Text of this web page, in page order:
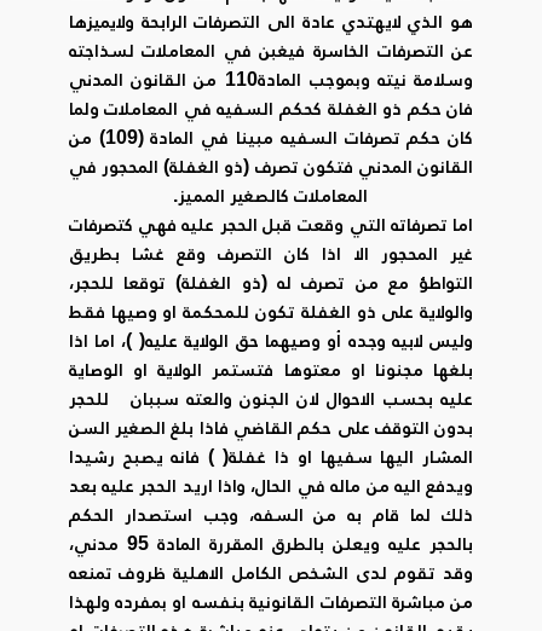
هو الذي لايهتدي عادة الى التصرفات الرابحة ولايميزها
عن التصرفات الخاسرة فيغبن في المعاملات لسذاجته
وسلامة نيته وبموجب المادة110 من القانون المدني
فان حكم ذو الغفلة كحكم السفيه في المعاملات ولما
كان حكم تصرفات السفيه مبينا في المادة (109) من
القانون المدني فتكون تصرف (ذو الغفلة) المحجور في
المعاملات كالصغير المميز.
اما تصرفاته التي وقعت قبل الحجر عليه فهي كتصرفات
غير المحجور الا اذا كان التصرف وقع غشا بطريق
التواطؤ مع من تصرف له (ذو الغفلة) توقعا للحجر،
والولاية على ذو الغفلة تكون للمحكمة او وصيها فقط
وليس لابيه وجده أو وصيهما حق الولاية عليه( )، اما اذا
بلغها مجنونا او معتوها فتستمر الولاية او الوصاية
عليه بحسب الاحوال لان الجنون والعته سببان للحجر
بدون التوقف على حكم القاضي فاذا بلغ الصغير السن
المشار اليها سفيها او ذا غفلة( ) فانه يصبح رشيدا
ويدفع اليه من ماله في الحال، واذا اريد الحجر عليه بعد
ذلك لما قام به من السفه، وجب استصدار الحكم
بالحجر عليه ويعلن بالطرق المقررة المادة 95 مدني،
وقد تقوم لدى الشخص الكامل الاهلية ظروف تمنعه
من مباشرة التصرفات القانونية بنفسه او بمفرده ولهذا